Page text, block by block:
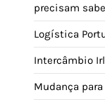
precisam
Logística
Intercâmbio
Mudança